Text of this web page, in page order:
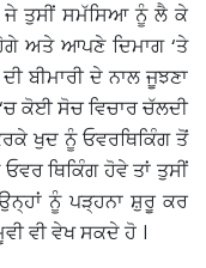
ਜੇ ਤੁਸੀਂ ਸਮੱਸਿਆ ਨੂੰ ਲੈ ਕੇ
ਅਤੇ ਆਪਣੇ ਦਿਮਾਗ ‘ਤੇ
ਬੀਮਾਰੀ ਦੇ ਨਾਲ ਜੂਝਣਾ
ਕੋਈ ਸੋਚ ਵਿਚਾਰ ਚੱਲਦੀ
ਖੁਦ ਨੂੰ ਓਵਰਥਿਕਿੰਗ ਤੋਂ
ਥਿਕਿੰਗ ਹੋਵੇ ਤਾਂ ਤੁਸੀਂ
ਨੂੰ ਪੜ੍ਹਨਾ ਸ਼ੁਰੂ ਕਰ
ਵੀ ਵੇਖ ਸਕਦੇ ਹੋ ।